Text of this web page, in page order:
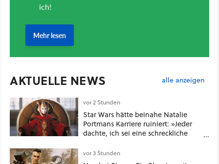
AKTUELLE NEWS alle anzeigen
vor 2 Stunden
Star Wars hätte beinahe Natalie
Portmans Karriere ruiniert: »Jeder
dachte, ich sei eine schreckliche
vor 3 Stunden